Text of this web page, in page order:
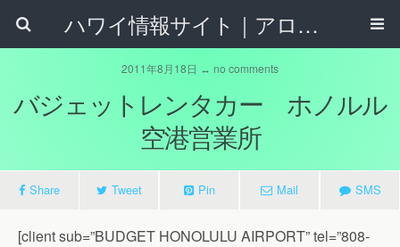
ハワイ情報サイト｜アロハタウンネット
2011年8月18日 ↔ no comments
バジェットレンタカー ホノルル
空港営業所
Share Tweet Pin Mail SMS
[client sub=”BUDGET HONOLULU AIRPORT” tel=”808-